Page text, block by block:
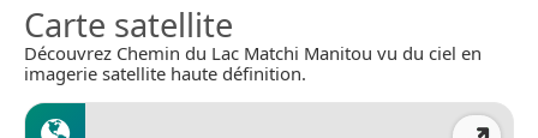
Carte satellite
Découvrez Chemin du Lac Matchi Manitou vu du ciel en
imagerie satellite haute définition.